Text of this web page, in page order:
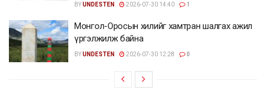
BYUNDESTEN 2026-07-30 14:40 1
Монгол-Оросын хилийг хамтран шалгах ажил
үргэлжилж байна
BYUNDESTEN 2026-07-30 12:28 0